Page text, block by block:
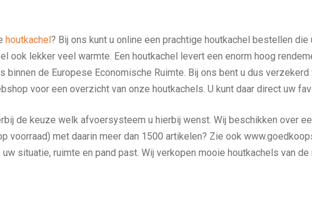
houtkachel? Bij ons kunt u online een prachtige houtkachel bestellen
ook lekker veel warmte. Een houtkachel levert een enorm hoog
de Europese Economische Ruimte. Bij ons bent u dus
voor een overzicht van onze houtkachels. U kunt daar direct uw
de keuze welk afvoersysteem u hierbij wenst. Wij beschikken over
voorraad) met daarin meer dan 1500 artikelen? Zie ook
situatie, ruimte en pand past. Wij verkopen mooie houtkachels van de